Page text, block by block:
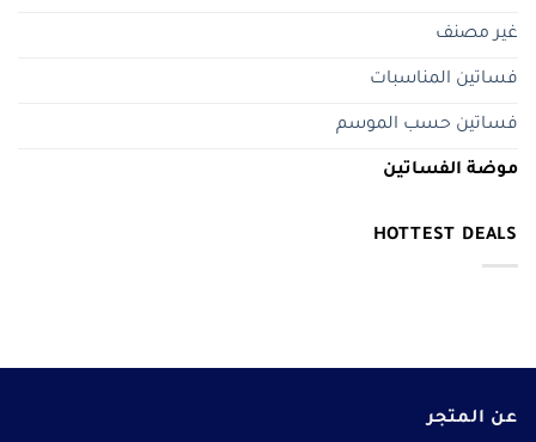
غير مصنف
فساتين المناسبات
فساتين حسب الموسم
موضة الفساتين
HOTTEST DEALS
عن المتجر